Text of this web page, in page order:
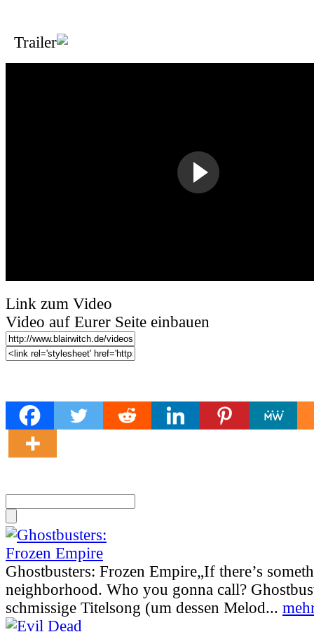
Trailer
Link zum Video
Video auf Eurer Seite einbauen
Ghostbusters: Frozen Empire„If there’s
neighborhood. Who you gonna call?
schmissige Titelsong (um dessen Melod...